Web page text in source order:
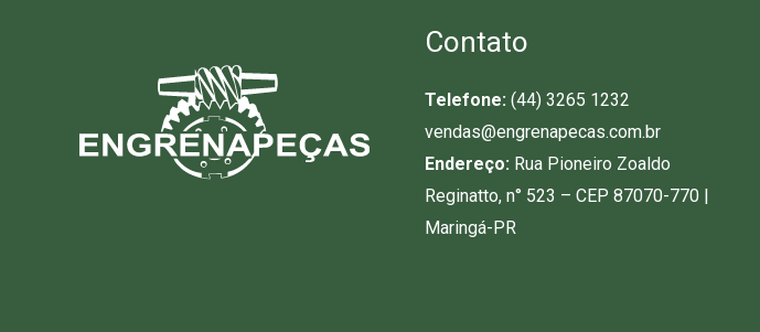
Contato
Telefone: (44) 3265 1232
vendas@engrenapecas.com.br
Endereço: Rua Pioneiro Zoaldo
Reginatto, n° 523 – CEP 87070-770 |
Maringá-PR